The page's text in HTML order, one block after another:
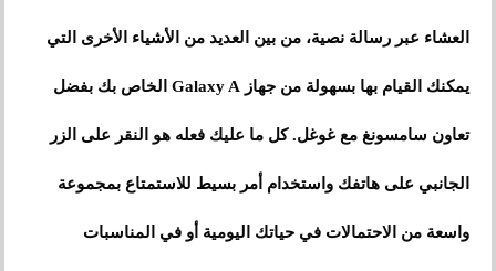
العشاء عبر رسالة نصية، من بين العديد من الأشياء الأخرى التي
يمكنك القيام بها بسهولة من جهاز Galaxy A الخاص بك بفضل
تعاون سامسونغ مع غوغل. كل ما عليك فعله هو النقر على الزر
الجانبي على هاتفك واستخدام أمر بسيط للاستمتاع بمجموعة
واسعة من الاحتمالات في حياتك اليومية أو في المناسبات